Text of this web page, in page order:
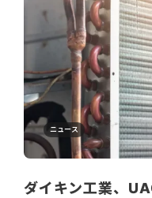
ニュース
ダイキン工業、